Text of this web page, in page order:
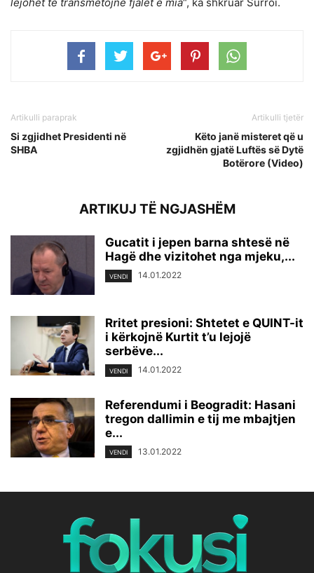
lejohet të transmetojnë fjalët e mia“, ka shkruar Surroi.
Artikulli paraprak
Si zgjidhet Presidenti në
SHBA
Artikulli tjetër
Këto janë misteret që u
zgjidhën gjatë Luftës së Dytë
Botërore (Video)
ARTIKUJ TË NGJASHËM
Gucatit i jepen barna shtesë në
Hagë dhe vizitohet nga mjeku,...
VENDI 14.01.2022
Rritet presioni: Shtetet e QUINT-it
i kërkojnë Kurtit t’u lejojë
serbëve...
VENDI 14.01.2022
Referendumi i Beogradit: Hasani
tregon dallimin e tij me mbajtjen
e...
VENDI 13.01.2022